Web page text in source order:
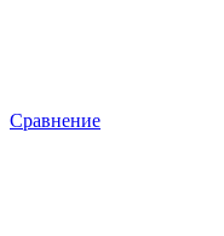
Сравнение